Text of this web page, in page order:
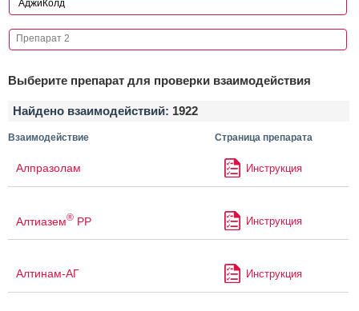
Выберите препарат для проверки взаимодействия
Найдено взаимодействий: 1922
Взаимодействие Страница препарата
Алпразолам Инструкция
Алтиазем® РР Инструкция
Алтинам-АГ Инструкция